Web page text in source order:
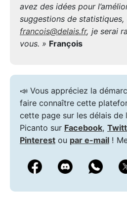
avez des idées pour
suggestions de
francois@delais.fr, je serai
vous. » François
📣 Vous appréciez la
faire connaître cette
cette page sur les délais de
Picanto sur Facebook,
Pinterest ou par e-mail !